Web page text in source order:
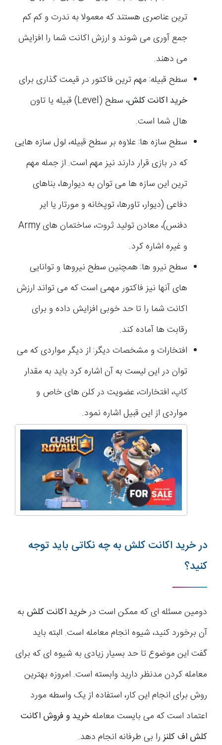
ترین عناصری هستند که معمولا به ندرت و کم کم
جمع آوری می شوند و ارزش اکانت شما را افزایش
می دهند.
سطح قبیله: مهم ترین فاکتور در قیمت گذاری برای
خرید اکانت کلش
، سطح (Level) قبیله یا تاون
هال شما است.
سطح سازه ها: علاوه بر سطح قبیله، لول سازه هایی
که در بازی قرار دارند نیز مهم است. از جمله مهم
ترین این سازه ها می توان به دیوارها، بناهای
دفاعی (دیوار، تاورها، توپخانه و مورتار یا ایر
دفنس)، معادن تولید ثروت، ساختمان های Army
و غیره اشاره کرد.
سطح نیرو ها: همچنین سطح نیروها و توانایی
های آنها نیز فاکتور مهمی است که می تواند ارزش
اکانت شما را تا حد خوبی افزایش داده و برای
رقابت ها آماده کند.
افتخارات و مشخصات دیگر: از دیگر مواردی که می
توان در این لیست به آن اشاره کرد باید به مقدار
کاپ، افتخارات، عضویت در کلن های خاص و
مواردی از این قبیل اشاره نمود.
در خرید اکانت کلش به چه نکاتی باید توجه
کنید؟
دومین مسئله ای که ممکن است درخرید اکانت کلش به
آن برخورد کنید، شیوه انجام معامله است. البته باید
گفت این موضوع تا حد بسیار زیادی به شیوه ای که برای
معامله کردن مدنظر دارید وابسته است. امروزه بهترین
روش برای انجام این کار، استفاده از یک واسطه مورد
اعتماد است که می بایست معامله خرید وفروش اکانت
کلش اف کلنزرا بی طرفانه انجام دهد.